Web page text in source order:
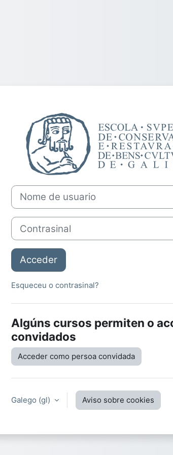
Nome de usuario
Contrasinal
Acceder
Esqueceu o contrasinal?
Algúns cursos permiten o
convidados
Acceder como persoa convidada
Galego ‎(gl)‎ Aviso sobre cookies